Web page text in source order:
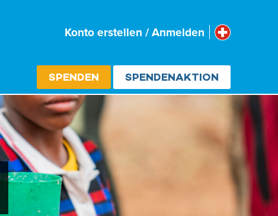
Konto erstellen / Anmelden Select
Schweiz
SPENDEN SPENDENAKTION